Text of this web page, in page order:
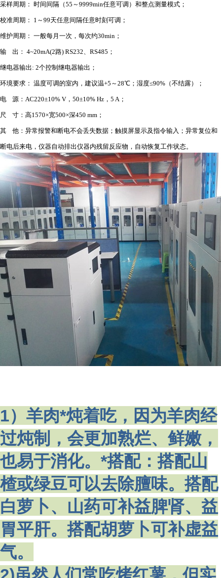
采样周期： 时间间隔（55～9999min任意可调）和整点测量模式 ；
校准周期： 1～99天任意间隔任意时刻可调 ；
维护周期： 一般每月一次，每次约30min ；
输 出： 4~20mA(2路) RS232、RS485 ；
继电器输出 : 2个控制继电器输出 ；
环境要求： 温度可调的室内，建议温+5～28℃；湿度≤90%（不结露） ；
电 源： AC220±10% V，50±10% Hz，5 A；
尺 寸：高1570×宽500×深450 mm ；
其 他：异常报警和断电不会丢失数据；触摸屏显示及指令输入；异常复位和
断电后来电，仪器自动排出仪器内残留反应物，自动恢复工作状态。
1）羊肉*炖着吃，因为羊肉经
过炖制，会更加熟烂、鲜嫩，
也易于消化。*搭配：搭配山
楂或绿豆可以去除膻味。搭配
白萝卜、山药可补益脾肾、益
胃平肝。搭配胡萝卜可补虚益
气。